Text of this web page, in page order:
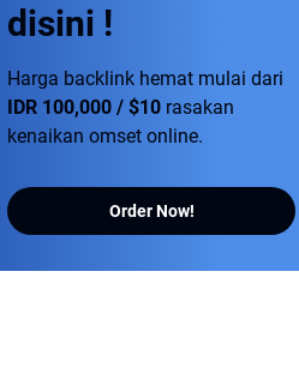
disini !
Harga backlink hemat mulai dari
IDR 100,000 / $10 rasakan
kenaikan omset online.
Order Now!